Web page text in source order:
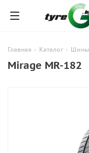
Главная - Каталог - Шины
Mirage MR-182